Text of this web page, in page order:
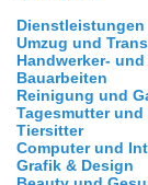
Dienstleistungen
Umzug und
Handwerker-
Bauarbeiten
Reinigung und
Tagesmutter
Tiersitter
Computer und
Grafik & Design